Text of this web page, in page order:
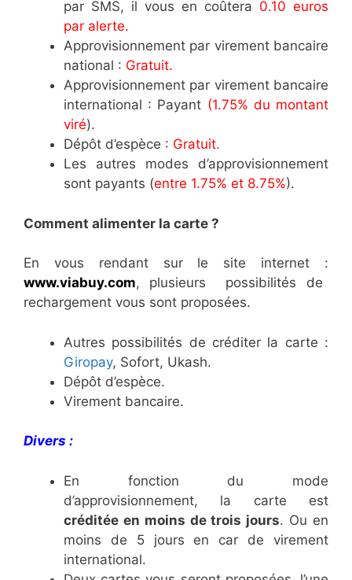
par SMS, il vous en coûtera 0.10 euros
par alerte.
Approvisionnement par virement bancaire
national : Gratuit.
Approvisionnement par virement bancaire
international : Payant (1.75% du montant
viré).
Dépôt d’espèce : Gratuit.
Les autres modes d’approvisionnement
sont payants (entre 1.75% et 8.75%).
Comment alimenter la carte ?
En vous rendant sur le site internet :
www.viabuy.com, plusieurs possibilités de
rechargement vous sont proposées.
Autres possibilités de créditer la carte :
Giropay, Sofort, Ukash.
Dépôt d’espèce.
Virement bancaire.
Divers :
En fonction du mode
d’approvisionnement, la carte est
créditée en moins de trois jours. Ou en
moins de 5 jours en car de virement
international.